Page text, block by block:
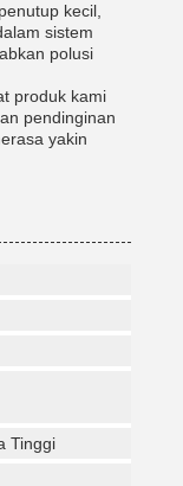
kecil,
sistem
polusi
produk kami
pendinginan
yakin
Tinggi